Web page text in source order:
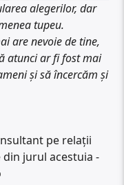
alegerilor, dar
tupeu.
are nevoie de tine,
atunci ar fi fost mai
și să încercăm și